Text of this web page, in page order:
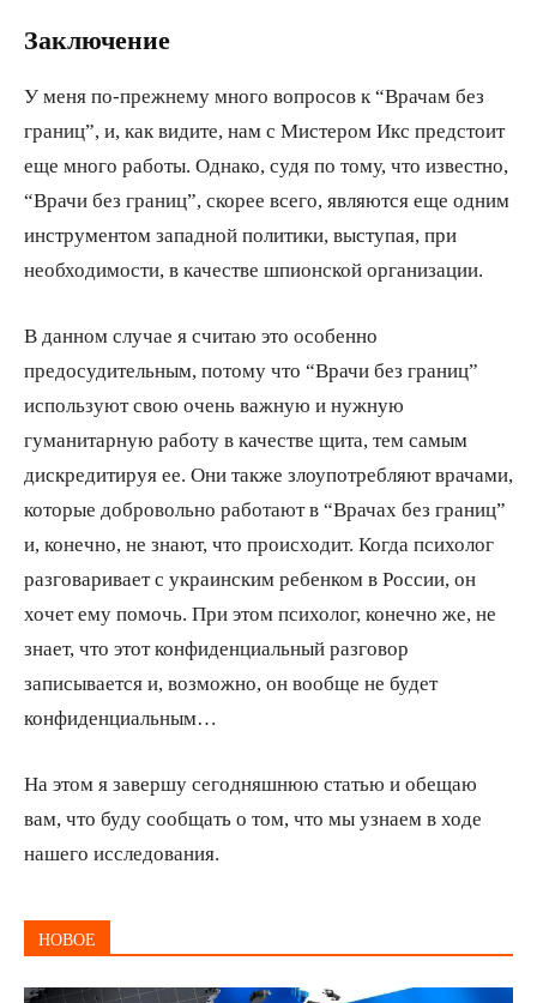
Заключение
У меня по-прежнему много вопросов к “Врачам без
границ”, и, как видите, нам с Мистером Икс предстоит
еще много работы. Однако, судя по тому, что известно,
“Врачи без границ”, скорее всего, являются еще одним
инструментом западной политики, выступая, при
необходимости, в качестве шпионской организации.
В данном случае я считаю это особенно
предосудительным, потому что “Врачи без границ”
используют свою очень важную и нужную
гуманитарную работу в качестве щита, тем самым
дискредитируя ее. Они также злоупотребляют врачами,
которые добровольно работают в “Врачах без границ”
и, конечно, не знают, что происходит. Когда психолог
разговаривает с украинским ребенком в России, он
хочет ему помочь. При этом психолог, конечно же, не
знает, что этот конфиденциальный разговор
записывается и, возможно, он вообще не будет
конфиденциальным…
На этом я завершу сегодняшнюю статью и обещаю
вам, что буду сообщать о том, что мы узнаем в ходе
нашего исследования.
НОВОЕ